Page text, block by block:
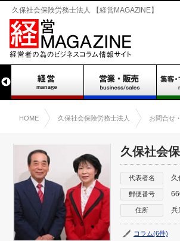
久保社会保険労務士法人 【経営MAGAZINE】
HOME 久保社会保険労務士法人 お問合せ
久保社会
代表者名
郵便番号
住所 兵
コラム(6件)